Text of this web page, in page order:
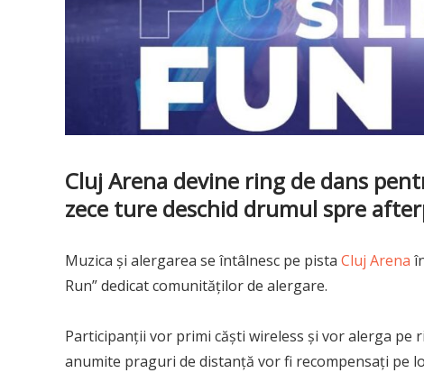
Cluj Arena devine ring de dans
zece ture deschid drumul spre
Muzica și alergarea se întâlnesc pe pista Cluj Arena
Run” dedicat comunităților de alergare.
Participanții vor primi căști wireless și vor alerga
anumite praguri de distanță vor fi recompensați pe